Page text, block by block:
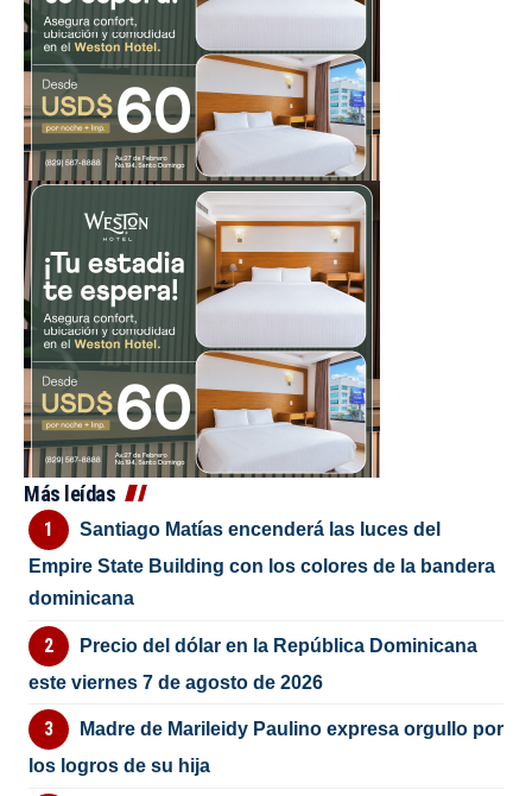
Más leídas
Santiago Matías encenderá las luces del
Empire State Building con los colores de la bandera
dominicana
Precio del dólar en la República Dominicana
este viernes 7 de agosto de 2026
Madre de Marileidy Paulino expresa orgullo por
los logros de su hija